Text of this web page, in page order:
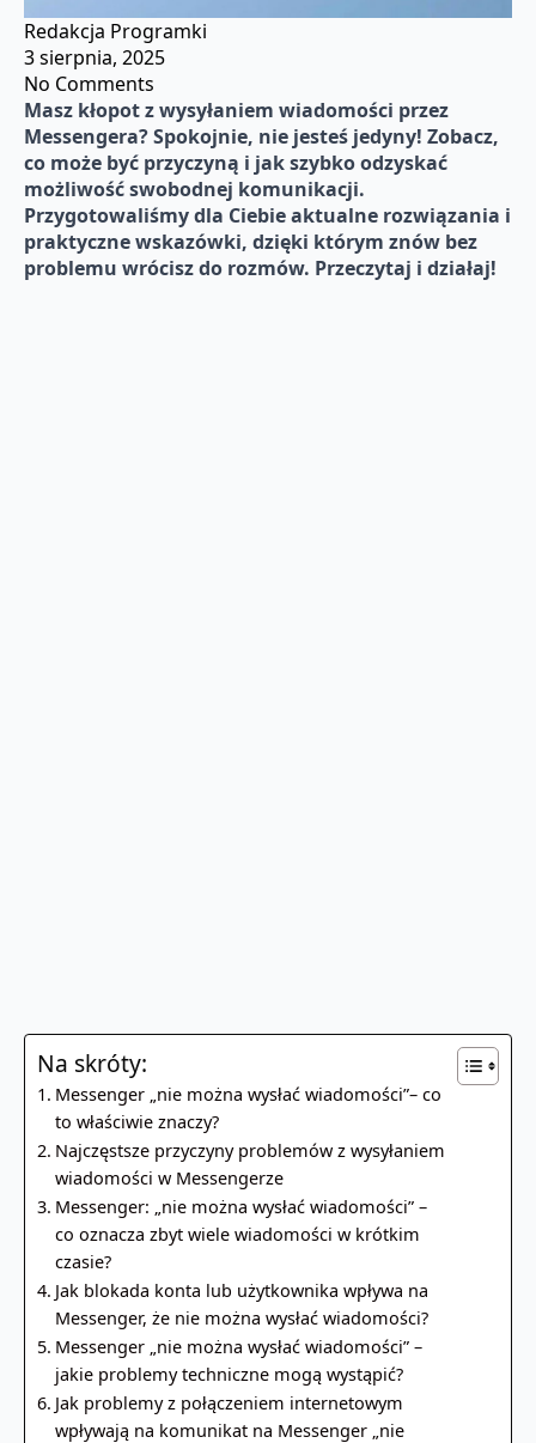
Redakcja Programki
3 sierpnia, 2025
No Comments
Masz kłopot z wysyłaniem wiadomości przez
Messengera? Spokojnie, nie jesteś jedyny! Zobacz,
co może być przyczyną i jak szybko odzyskać
możliwość swobodnej komunikacji.
Przygotowaliśmy dla Ciebie aktualne rozwiązania i
praktyczne wskazówki, dzięki którym znów bez
problemu wrócisz do rozmów. Przeczytaj i działaj!
Na skróty:
Messenger „nie można wysłać wiadomości”– co
to właściwie znaczy?
Najczęstsze przyczyny problemów z wysyłaniem
wiadomości w Messengerze
Messenger: „nie można wysłać wiadomości” –
co oznacza zbyt wiele wiadomości w krótkim
czasie?
Jak blokada konta lub użytkownika wpływa na
Messenger, że nie można wysłać wiadomości?
Messenger „nie można wysłać wiadomości” –
jakie problemy techniczne mogą wystąpić?
Jak problemy z połączeniem internetowym
wpływają na komunikat na Messenger „nie